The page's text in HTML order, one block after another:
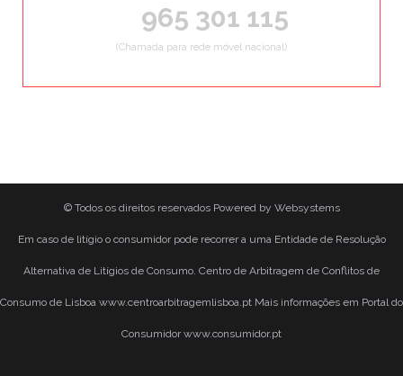
965 301 115
(Chamada para rede móvel nacional)
© Todos os direitos reservadosPowered by Websystems
Em caso de litígio o consumidor pode recorrer a uma Entidade de Resolução
Alternativa de Litígios de Consumo. Centro de Arbitragem de Conflitos de
Consumo de Lisboa www.centroarbitragemlisboa.pt Mais informações em Portal do
Consumidor www.consumidor.pt